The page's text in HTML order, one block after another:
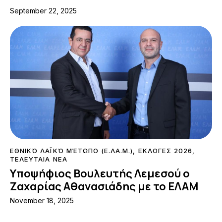
September 22, 2025
ΕΘΝΙΚΌ ΛΑΪΚΌ ΜΈΤΩΠΟ (Ε.ΛΑ.Μ.) ΕΚΛΟΓΕΣ 2026
ΤΕΛΕΥΤΑΙΑ ΝΕΑ
Υποψήφιος Βουλευτής Λεμεσού ο
Ζαχαρίας Αθανασιάδης με το ΕΛΑΜ
November 18, 2025